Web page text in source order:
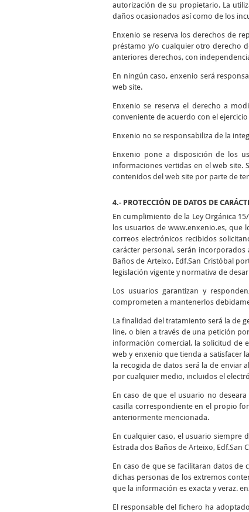
autorización de su propietario. La
daños ocasionados así como de los
Enxenio se reserva los derechos de
préstamo y/o cualquier otro derecho
anteriores derechos, con
En ningún caso, enxenio será
web site.
Enxenio se reserva el derecho a
conveniente de acuerdo con el
Enxenio no se responsabiliza de la
Enxenio pone a disposición de los
informaciones vertidas en el web site.
contenidos del web site por parte de
4.- PROTECCIÓN DE DATOS DE
En cumplimiento de la Ley Orgánica
los usuarios de www.enxenio.es,
correos electrónicos recibidos
carácter personal, serán
Baños de Arteixo, Edf.San Cristóbal
legislación vigente y normativa de
Los usuarios garantizan y
comprometen a mantenerlos
La finalidad del tratamiento será la de
line, o bien a través de una petición
información comercial, la solicitud de
web y enxenio que tienda a satisfacer
la recogida de datos será la de
por cualquier medio, incluidos el
En caso de que el usuario no
casilla correspondiente en el propio
anteriormente mencionada.
En cualquier caso, el usuario siempre
Estrada dos Baños de Arteixo, Edf.San
En caso de que se facilitaran datos
dichas personas de los extremos
que la información es exacta y veraz.
El responsable del fichero ha